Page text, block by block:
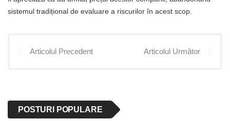
sistemul tradițional de evaluare a riscurilor în acest scop.
Articolul Precedent Articolul Următor
POSTURI POPULARE